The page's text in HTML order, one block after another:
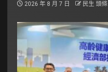
2026 年 8 月 7 日 民生 頭條